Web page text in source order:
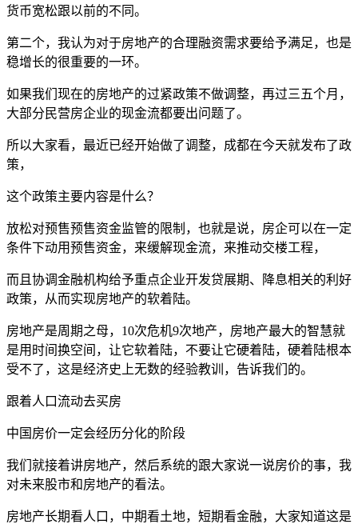
货币宽松跟以前的不同。
第二个，我认为对于房地产的合理融资需求要给予满足，也是
稳增长的很重要的一环。
如果我们现在的房地产的过紧政策不做调整，再过三五个月，
大部分民营房企业的现金流都要出问题了。
所以大家看，最近已经开始做了调整，成都在今天就发布了政
策，
这个政策主要内容是什么？
放松对预售预售资金监管的限制，也就是说，房企可以在一定
条件下动用预售资金，来缓解现金流，来推动交楼工程，
而且协调金融机构给予重点企业开发贷展期、降息相关的利好
政策，从而实现房地产的软着陆。
房地产是周期之母，10次危机9次地产，房地产最大的智慧就
是用时间换空间，让它软着陆，不要让它硬着陆，硬着陆根本
受不了，这是经济史上无数的经验教训，告诉我们的。
跟着人口流动去买房
中国房价一定会经历分化的阶段
我们就接着讲房地产，然后系统的跟大家说一说房价的事，我
对未来股市和房地产的看法。
房地产长期看人口，中期看土地，短期看金融，大家知道这是